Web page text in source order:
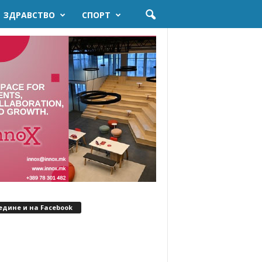
ЗДРАВСТВО СПОРТ
и на Facebook